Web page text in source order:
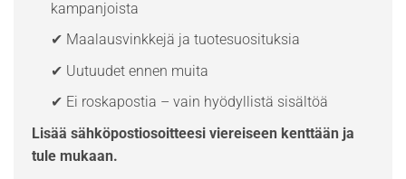
kampanjoista
✔ Maalausvinkkejä ja tuotesuosituksia
✔ Uutuudet ennen muita
✔ Ei roskapostia – vain hyödyllistä sisältöä
Lisää sähköpostiosoitteesi viereiseen kenttään ja
tule mukaan.